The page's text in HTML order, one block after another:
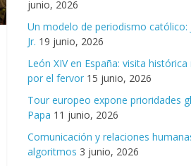
junio, 2026
Un modelo de periodismo católico:
Jr. 19 junio, 2026
León XIV en España: visita
por el fervor 15 junio, 2026
Tour europeo expone prioridades
Papa 11 junio, 2026
Comunicación y relaciones
algoritmos 3 junio, 2026